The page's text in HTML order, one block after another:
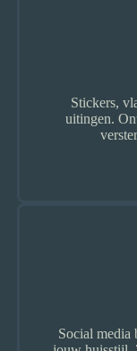
Stickers,
uitingen.
Social media